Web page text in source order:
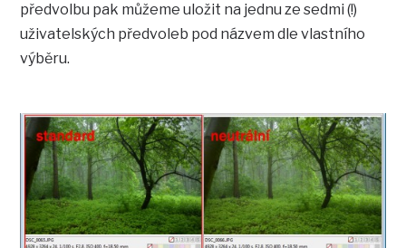
předvolbu pak můžeme uložit na jednu ze sedmi (!)
uživatelských předvoleb pod názvem dle vlastního
výběru.